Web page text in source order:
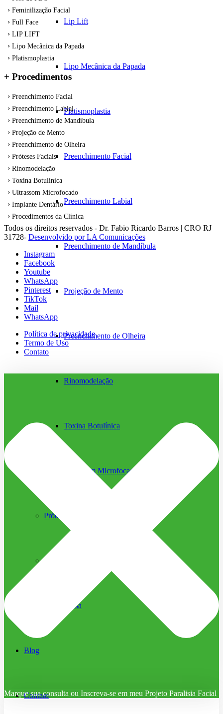
Lip Lift
Lipo Mecânica da Papada
Platismoplastia
Preenchimento Facial
Preenchimento Labial
Preenchimento de Mandíbula
Projeção de Mento
Preenchimento de Olheira
Rinomodelação
Toxina Botulínica
Ultrassom Microfocado
Próteses Faciais
Imprensa
Blog
Contato
Feminilização Facial
Full Face
LIP LIFT
Lipo Mecânica da Papada
Platismoplastia
+ Procedimentos
Preenchimento Facial
Preenchimento Labial
Preenchimento de Mandíbula
Projeção de Mento
Preenchimento de Olheira
Próteses Faciais
Rinomodelação
Toxina Botulínica
Ultrassom Microfocado
Implante Dentário
Procedimentos da Clínica
Todos os direitos reservados - Dr. Fabio Ricardo Barros | CRO RJ
31728- Desenvolvido por LA Comunicações
Instagram
Facebook
Youtube
WhatsApp
Pinterest
TikTok
Mail
WhatsApp
Política de privacidade
Termo de Uso
Contato
Marque sua consulta ou Inscreva-se em meu Projeto Paralisia Facial